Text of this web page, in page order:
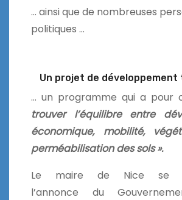
… ainsi que de nombreuses
politiques …
Un projet de
… un programme qui a pour
trouver l’équilibre entre
économique, mobilité,
perméabilisation des sols ».
Le maire de Nice se
l’annonce du